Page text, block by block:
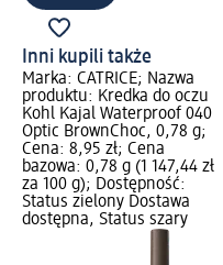
Inni kupili także
Marka: CATRICE; Nazwa
produktu: Kredka do oczu
Kohl Kajal Waterproof 040
Optic BrownChoc, 0,78 g;
Cena: 8,95 zł; Cena
bazowa: 0,78 g (1 147,44 zł
za 100 g); Dostępność:
Status zielony Dostawa
dostępna, Status szary